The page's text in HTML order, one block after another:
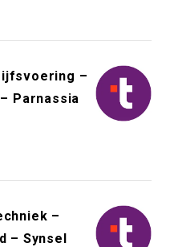
–
Parnassia
–
– Synsel